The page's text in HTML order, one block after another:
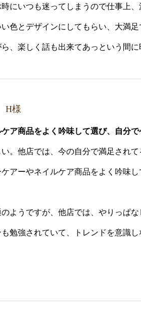
にいつも迷ってしまうので仕事上
色とデザインにしてもらい、大満足
、楽しく話も出来てあっという間に
H様
ケア商品をよく吟味して選び、自分
。 他店では、今の自分で満足されて
アーやネイルケア商品をよく吟味
ようですが、他店では、やりっぱな
勉強されていて、トレンドを意識